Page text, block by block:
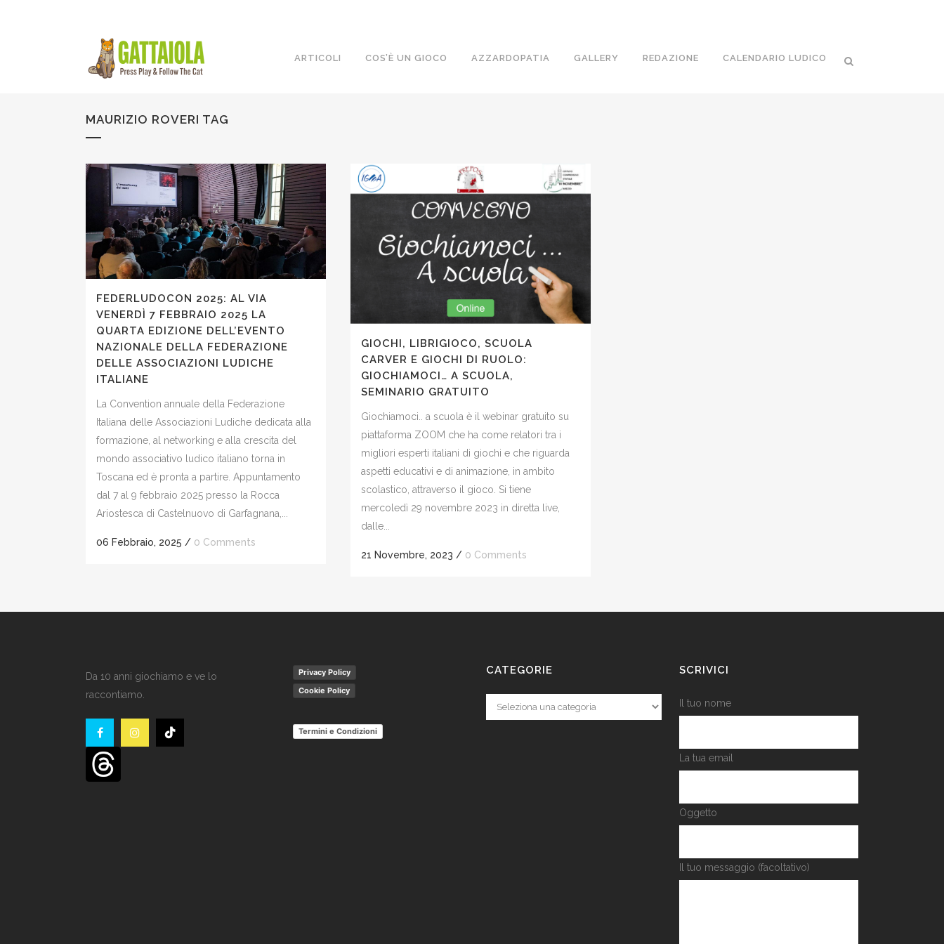
ARTICOLI COS’È UN GIOCO AZZARDOPATIA GALLERY REDAZIONE CALENDARIO LUDICO
MAURIZIO ROVERI TAG
FEDERLUDOCON 2025: AL VIA
VENERDÌ 7 FEBBRAIO 2025 LA
QUARTA EDIZIONE DELL’EVENTO
NAZIONALE DELLA FEDERAZIONE
DELLE ASSOCIAZIONI LUDICHE
ITALIANE
La Convention annuale della Federazione
Italiana delle Associazioni Ludiche dedicata alla
formazione, al networking e alla crescita del
mondo associativo ludico italiano torna in
Toscana ed è pronta a partire. Appuntamento
dal 7 al 9 febbraio 2025 presso la Rocca
Ariostesca di Castelnuovo di Garfagnana,...
06 Febbraio, 2025 / 0 Comments
GIOCHI, LIBRIGIOCO, SCUOLA
CARVER E GIOCHI DI RUOLO:
GIOCHIAMOCI… A SCUOLA,
SEMINARIO GRATUITO
Giochiamoci.. a scuola è il webinar gratuito su
piattaforma ZOOM che ha come relatori tra i
migliori esperti italiani di giochi e che riguarda
aspetti educativi e di animazione, in ambito
scolastico, attraverso il gioco. Si tiene
mercoledì 29 novembre 2023 in diretta live,
dalle...
21 Novembre, 2023 / 0 Comments
Da 10 anni giochiamo e ve lo
raccontiamo.
Privacy Policy
Cookie Policy
Termini e Condizioni
CATEGORIE
Categorie
SCRIVICI
Il tuo nome
La tua email
Oggetto
Il tuo messaggio (facoltativo)